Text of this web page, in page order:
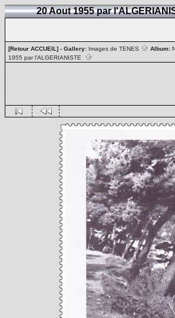
20 Aout 1955 par
[Retour ACCUEIL] - Gallery: Images de TENES Album:
1955 par l'ALGERIANISTE